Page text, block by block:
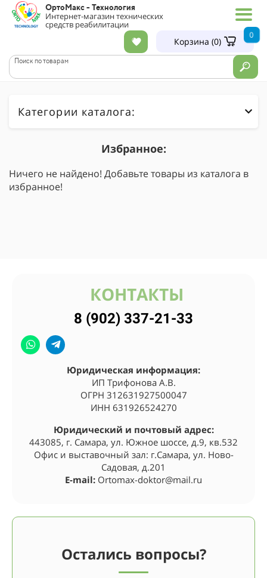
ОртоМакс - Технология
Интернет-магазин технических
средств реабилитации
Корзина (0)
0
Поиск по товарам
Категории каталога:
Избранное:
Ничего не найдено! Добавьте товары из каталога в
избранное!
КОНТАКТЫ
8 (902) 337-21-33
Юридическая информация:
ИП Трифонова А.В.
ОГРН 312631927500047
ИНН 631926524270
Юридический и почтовый адрес:
443085, г. Самара, ул. Южное шоссе, д.9, кв.532
Офис и выставочный зал: г.Самара, ул. Ново-
Садовая, д.201
E-mail: Ortomax-doktor@mail.ru
Остались вопросы?